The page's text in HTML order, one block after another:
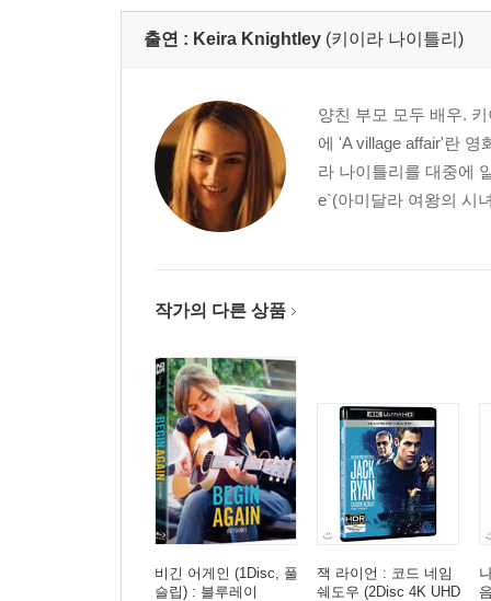
출연 : Keira Knightley (키이라 나이틀리)
양친 부모 모두 배우.
에 'A village affair'란
라 나이틀리를 대중에
e`(아미달라 여왕의 시
작가의 다른 상품
비긴 어게인 (1Disc, 풀
슬립) : 블루레이
잭 라이언 : 코드 네임
쉐도우 (2Disc 4K UHD